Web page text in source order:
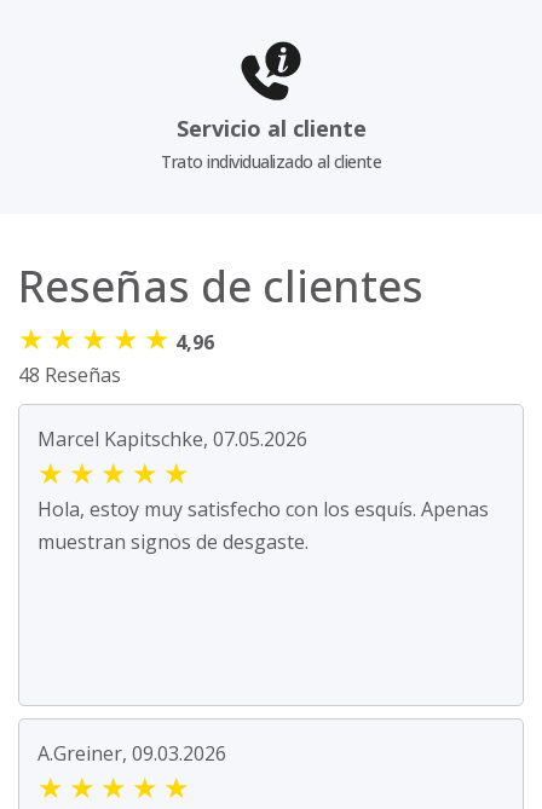
Servicio al cliente
Trato individualizado al cliente
Reseñas de clientes
★ ★ ★ ★ ★ 4,96
48 Reseñas
Marcel Kapitschke, 07.05.2026
★ ★ ★ ★ ★
Hola, estoy muy satisfecho con los esquís. Apenas
muestran signos de desgaste.
A.Greiner, 09.03.2026
★ ★ ★ ★ ★